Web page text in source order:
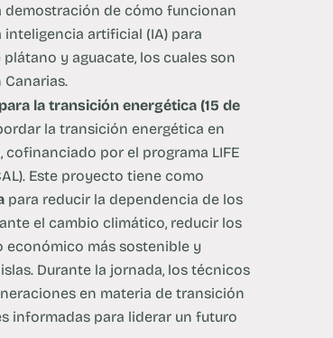
demostración de cómo funcionan
artificial (IA) para
y aguacate, los cuales son
la transición energética (15 de
la transición energética en
, cofinanciado por el programa LIFE
Este proyecto tiene como
para reducir la dependencia de los
el cambio climático, reducir los
económico más sostenible y
Durante la jornada, los técnicos
en materia de transición
informadas para liderar un futuro